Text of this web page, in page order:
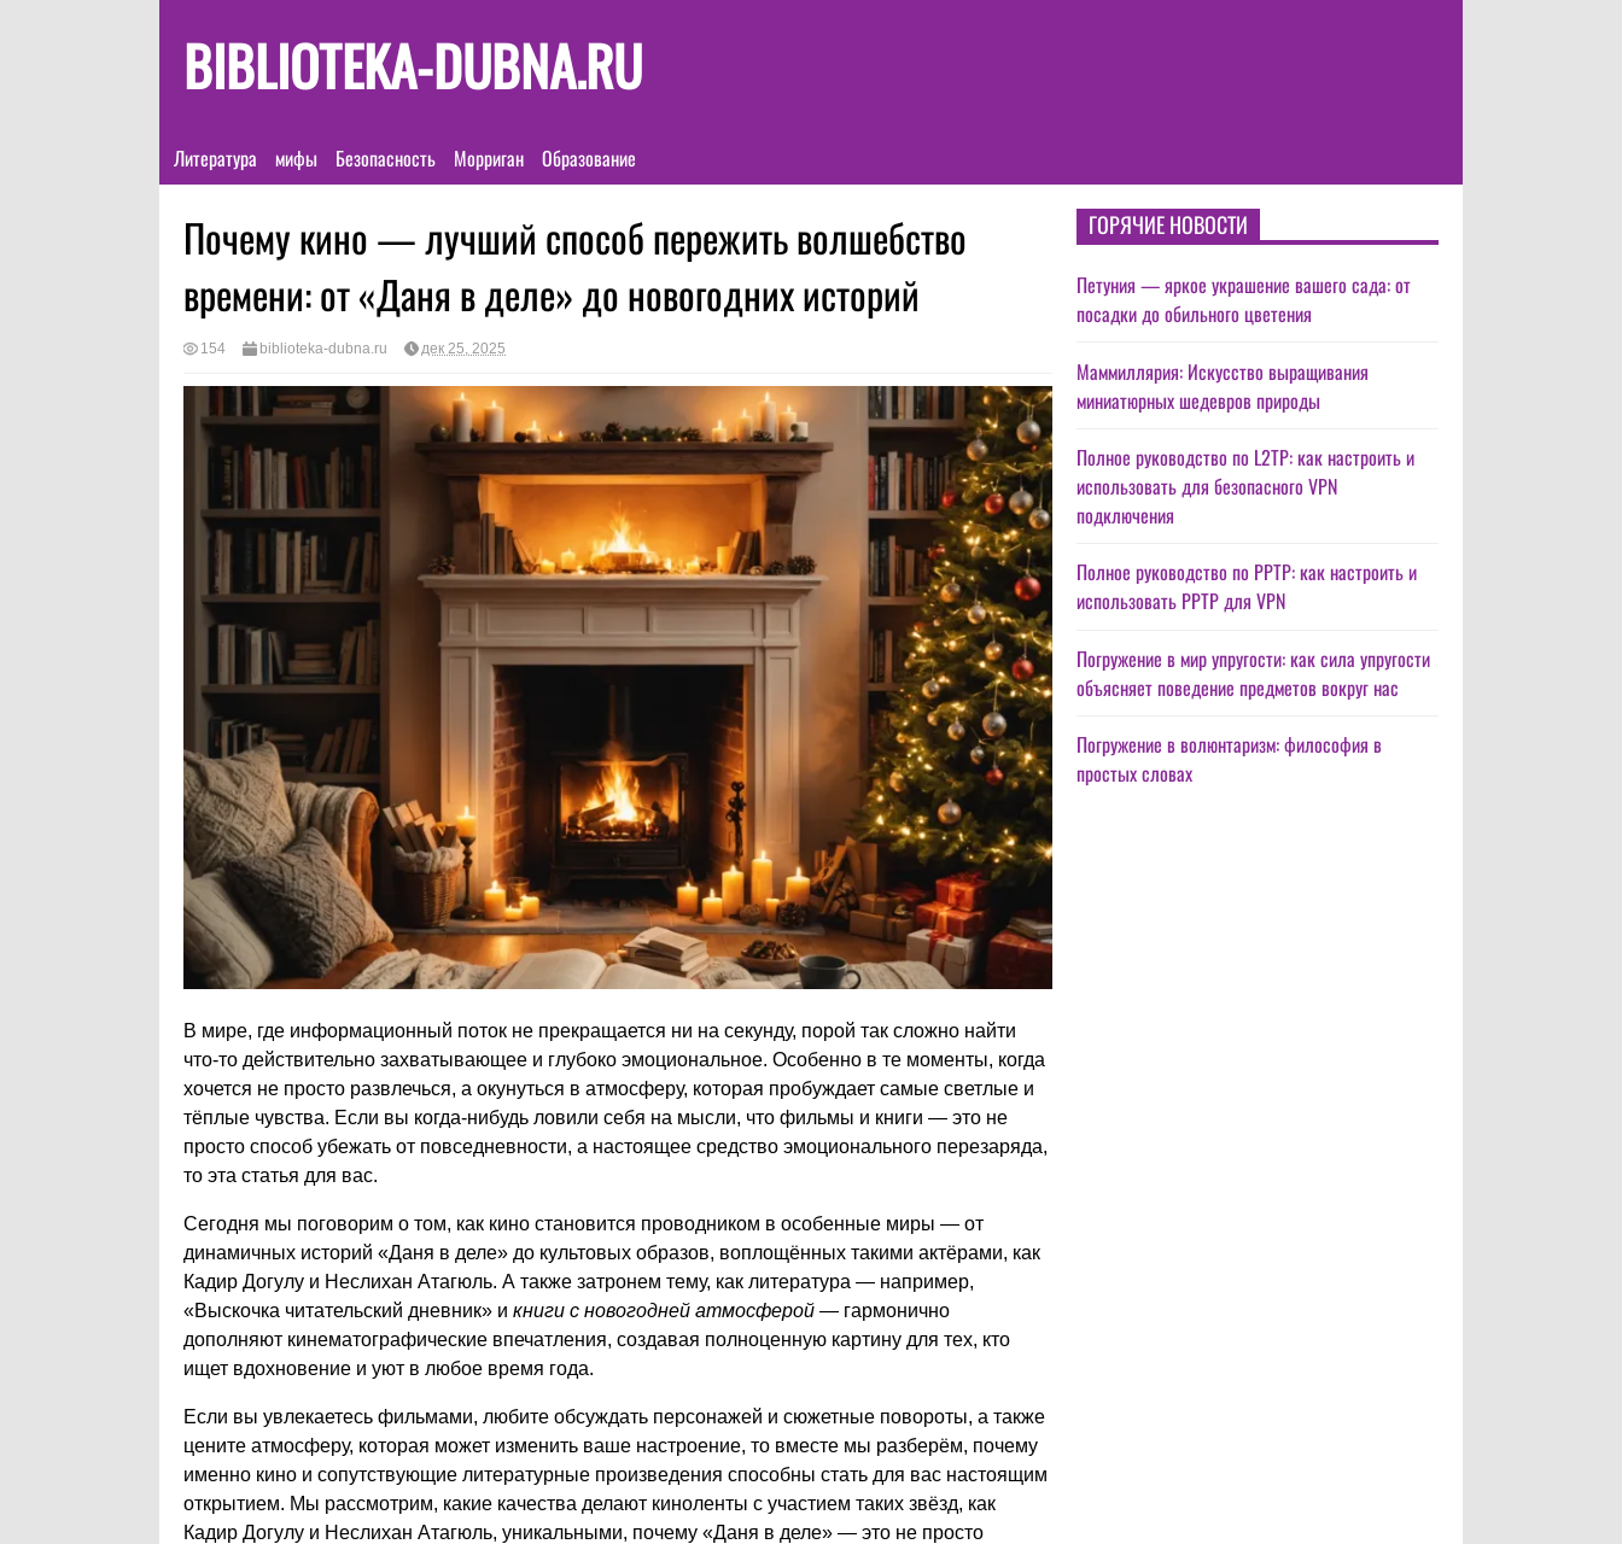
BIBLIOTEKA-DUBNA.RU
Литература мифы Безопасность Морриган Образование
Почему кино — лучший способ пережить волшебство
времени: от «Даня в деле» до новогодних историй
154 biblioteka-dubna.ru дек 25, 2025
В мире, где информационный поток не прекращается ни на секунду, порой так сложно найти
что-то действительно захватывающее и глубоко эмоциональное. Особенно в те моменты, когда
хочется не просто развлечься, а окунуться в атмосферу, которая пробуждает самые светлые и
тёплые чувства. Если вы когда-нибудь ловили себя на мысли, что фильмы и книги — это не
просто способ убежать от повседневности, а настоящее средство эмоционального перезаряда,
то эта статья для вас.
Сегодня мы поговорим о том, как кино становится проводником в особенные миры — от
динамичных историй «Даня в деле» до культовых образов, воплощённых такими актёрами, как
Кадир Догулу и Неслихан Атагюль. А также затронем тему, как литература — например,
«Выскочка читательский дневник» и книги с новогодней атмосферой — гармонично
дополняют кинематографические впечатления, создавая полноценную картину для тех, кто
ищет вдохновение и уют в любое время года.
Если вы увлекаетесь фильмами, любите обсуждать персонажей и сюжетные повороты, а также
цените атмосферу, которая может изменить ваше настроение, то вместе мы разберём, почему
именно кино и сопутствующие литературные произведения способны стать для вас настоящим
открытием. Мы рассмотрим, какие качества делают киноленты с участием таких звёзд, как
Кадир Догулу и Неслихан Атагюль, уникальными, почему «Даня в деле» — это не просто
ГОРЯЧИЕ НОВОСТИ
Петуния — яркое украшение вашего сада: от
посадки до обильного цветения
Маммиллярия: Искусство выращивания
миниатюрных шедевров природы
Полное руководство по L2TP: как настроить и
использовать для безопасного VPN
подключения
Полное руководство по PPTP: как настроить и
использовать PPTP для VPN
Погружение в мир упругости: как сила упругости
объясняет поведение предметов вокруг нас
Погружение в волюнтаризм: философия в
простых словах